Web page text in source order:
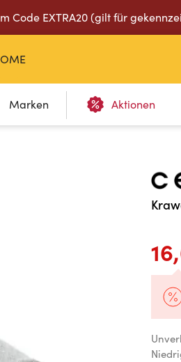
Code EXTRA20 (gilt für
Marken Aktionen